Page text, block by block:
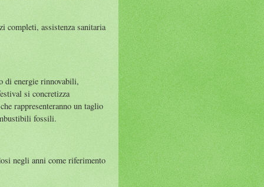
completi, assistenza sanitaria
di energie rinnovabili,
si concretizza
rappresenteranno un taglio
fossili.
negli anni come riferimento